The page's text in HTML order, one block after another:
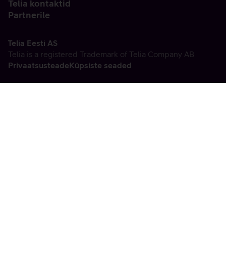
Telia kontaktid
Partnerile
Telia Eesti AS
Telia is a registered Trademark of Telia Company AB
PrivaatsusteadeKüpsiste seaded